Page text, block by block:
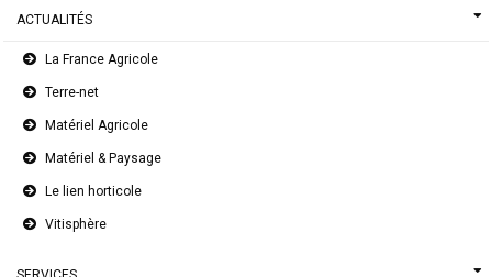
ACTUALITÉS
La France Agricole
Terre-net
Matériel Agricole
Matériel & Paysage
Le lien horticole
Vitisphère